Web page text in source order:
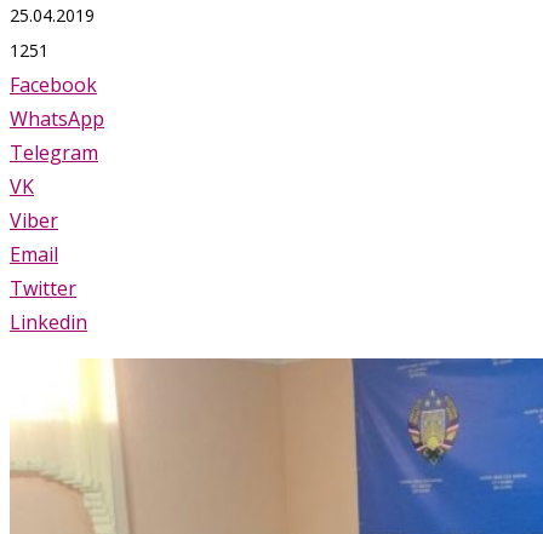
25.04.2019
1251
Facebook
WhatsApp
Telegram
VK
Viber
Email
Twitter
Linkedin